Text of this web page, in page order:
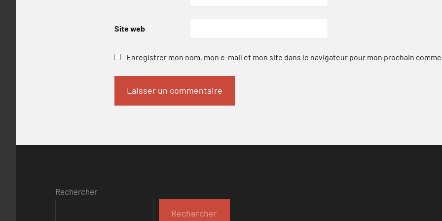
Site web
Enregistrer mon nom, mon e-mail et mon site dans le navigateur pour mon prochain
Rechercher
Rechercher